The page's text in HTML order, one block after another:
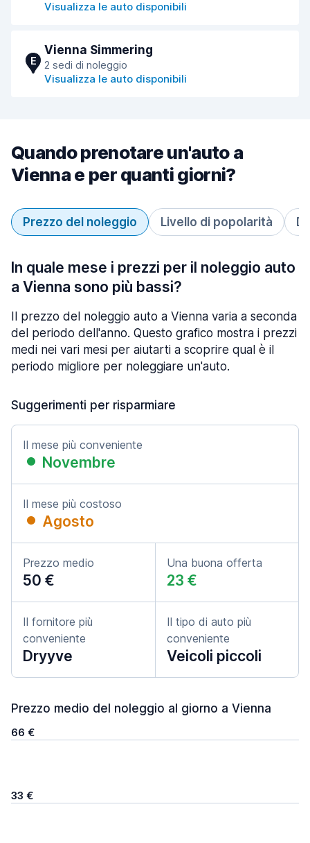
Visualizza le auto disponibili
E
Vienna Simmering
2 sedi di noleggio
Visualizza le auto disponibili
Quando prenotare un'auto a
Vienna e per quanti giorni?
Prezzo del noleggio Livello di popolarità
In quale mese i prezzi per il noleggio auto
a Vienna sono più bassi?
Il prezzo del noleggio auto a Vienna varia a seconda
del periodo dell'anno. Questo grafico mostra i prezzi
medi nei vari mesi per aiutarti a scoprire qual è il
periodo migliore per noleggiare un'auto.
Suggerimenti per risparmiare
Il mese più conveniente
Novembre
Il mese più costoso
Agosto
Prezzo medio
50 €
Una buona offerta
23 €
Il fornitore più
conveniente
Dryyve
Il tipo di auto più
conveniente
Veicoli piccoli
Prezzo medio del noleggio al giorno a Vienna
66 €
33 €